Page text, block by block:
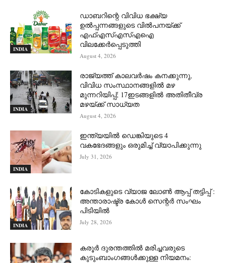
INDIA
ഡാബറിന്റെ വിവിധ ഭക്ഷ്യ
ഉൽപ്പന്നങ്ങളുടെ വിൽപനയ്ക്ക്
എഫ്എസ്എസ്എഐ
വിലക്കേർപ്പെടുത്തി
August 4, 2026
INDIA
രാജ്യത്ത് കാലവർഷം കനക്കുന്നു,
വിവിധ സംസ്ഥാനങ്ങളിൽ മഴ
മുന്നറിയിപ്പ്; 17ഇടങ്ങളിൽ അതിതീവ്ര
മഴയ്ക്ക് സാധ്യത
August 4, 2026
INDIA
ഇന്ത്യയിൽ ഡെങ്കിയുടെ 4
വകഭേദങ്ങളും ഒരുമിച്ച് വ്യാപിക്കുന്നു
July 31, 2026
INDIA
കോടികളുടെ വ്യാജ ലോൺ ആപ്പ് തട്ടിപ്പ് :
അന്താരാഷ്ട്ര കോൾ സെന്റർ സംഘം
പിടിയില്‍
July 28, 2026
കരൂർ ദുരന്തത്തിൽ മരിച്ചവരുടെ
കുടുംബാംഗങ്ങൾക്കുള്ള നിയമനം: